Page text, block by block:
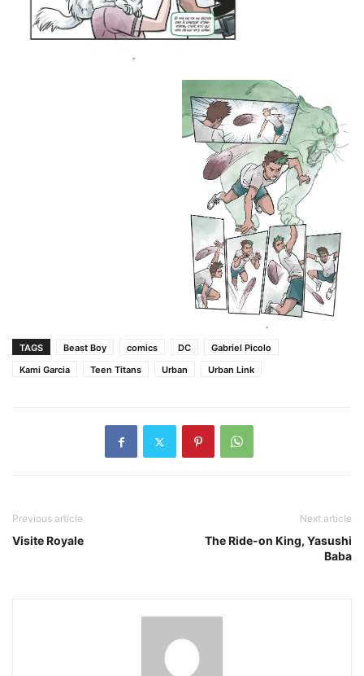
TAGS Beast Boy comics DC
Gabriel Picolo
Kami Garcia
Teen Titans Urban Urban Link
Previous article
Visite Royale
Next article
The Ride-on King, Yasushi
Baba